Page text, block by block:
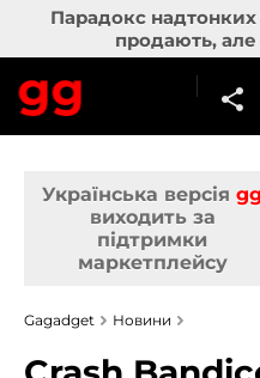
Парадокс надтонких
продають, але
Українська версія gg
виходить за
підтримки
маркетплейсу
Gagadget Новини